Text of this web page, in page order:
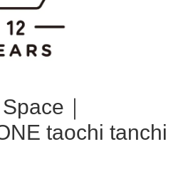
｜
taochi tanchi